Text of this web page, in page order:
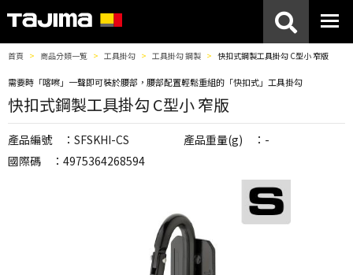
首頁 商品分類一覧 工具掛勾 工具掛勾 鋼製 快扣式鋼製工具掛勾 C型小 窄版
需要時「喀嚓」一聲即可裝於腰部，腰部配置輕鬆重組的「快扣式」工具掛勾
快扣式鋼製工具掛勾 C型小 窄版
產品編號 ：SFSKHI-CS
產品重量(g) ：-
國際碼 ：4975364268594